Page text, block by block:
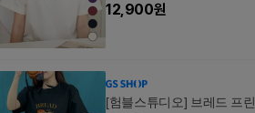
12,900원
[험블스튜디오] 브레드 프